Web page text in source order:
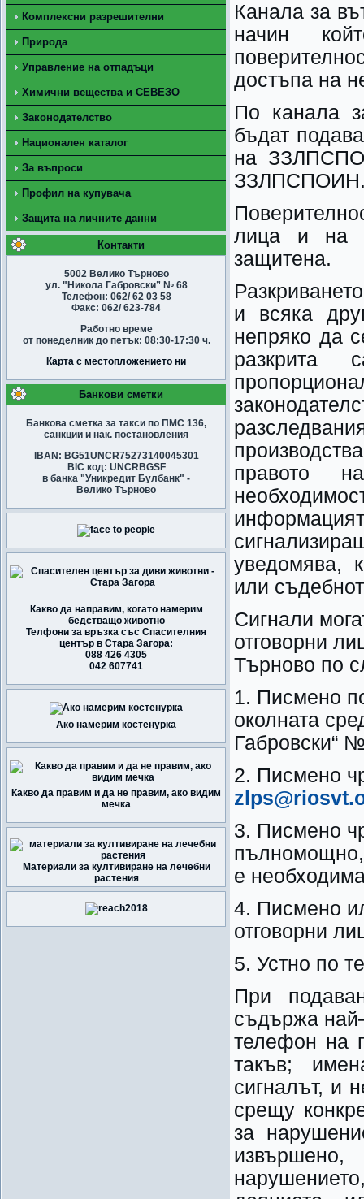
Комплексни разрешителни
Природа
Управление на отпадъци
Химични вещества и СЕВЕЗО
Законодателство
Национален каталог
За въпроси
Профил на купувача
Защита на личните данни
Контакти
5002 Велико Търново
ул. "Никола Габровски” № 68
Телефон: 062/ 62 03 58
Факс: 062/ 623-784
Работно време
от понеделник до петък: 08:30-17:30 ч.
Карта с местопложението ни
Банкови сметки
Банкова сметка за такси по ПМС 136,
санкции и нак. постановления
IBAN: BG51UNCR75273140045301
BIC код: UNCRBGSF
в банка "Уникредит Булбанк" -
Велико Търново
Какво да направим, когато намерим
бедстващо животно
Телфони за връзка със Спасителния
център в Стара Загора:
088 426 4305
042 607741
Ако намерим костенурка
Какво да правим и да не правим, ако видим
мечка
Материали за култивиране на лечебни
растения
Канала за
начин
достъпа на
По канала
бъдат
на
лица и на
защитена.
и всяка
непряко да
разкрита
правото
уведомява,
или
Сигнали
отговорни
Търново по
1. Писмено
околната
Габровски“
2. Писмено
3. Писмено
пълномощно,
е
4. Писмено
отговорни
5. Устно по
При
съдържа
телефон на
такъв;
сигналът, и
срещу
за